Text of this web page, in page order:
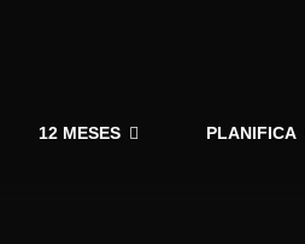
12 MESES PLANIFICA